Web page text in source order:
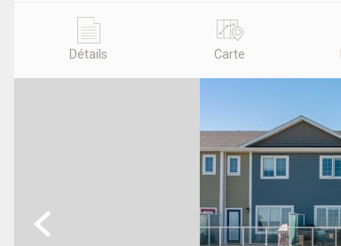
Détails Carte
Previous